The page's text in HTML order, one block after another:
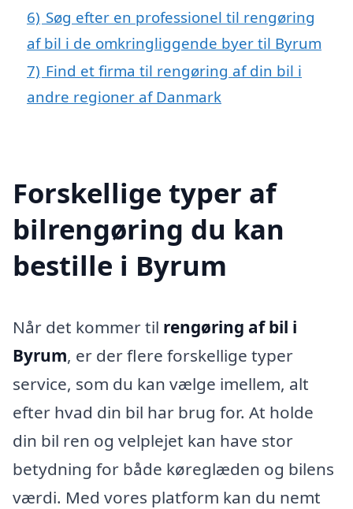
6) Søg efter en professionel til rengøring
af bil i de omkringliggende byer til Byrum
7) Find et firma til rengøring af din bil i
andre regioner af Danmark
Forskellige typer af
bilrengøring du kan
bestille i Byrum
Når det kommer til rengøring af bil i
Byrum, er der flere forskellige typer
service, som du kan vælge imellem, alt
efter hvad din bil har brug for. At holde
din bil ren og velplejet kan have stor
betydning for både køreglæden og bilens
værdi. Med vores platform kan du nemt